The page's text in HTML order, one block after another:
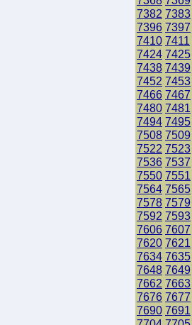
7382 7383
7396 7397
7410 7411
7424 7425
7438 7439
7452 7453
7466 7467
7480 7481
7494 7495
7508 7509
7522 7523
7536 7537
7550 7551
7564 7565
7578 7579
7592 7593
7606 7607
7620 7621
7634 7635
7648 7649
7662 7663
7676 7677
7690 7691